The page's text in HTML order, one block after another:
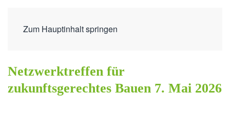
Zum Hauptinhalt springen
Netzwerktreffen für
zukunftsgerechtes Bauen 7. Mai 2026